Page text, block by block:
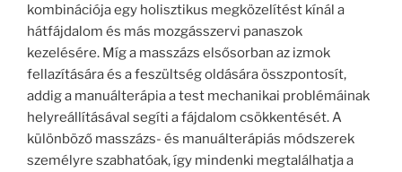
kombinációja egy holisztikus megközelítést kínál a
hátfájdalom és más mozgásszervi panaszok
kezelésére. Míg a masszázs elsősorban az izmok
fellazítására és a feszültség oldására összpontosít,
addig a manuálterápia a test mechanikai problémáinak
helyreállításával segíti a fájdalom csökkentését. A
különböző masszázs- és manuálterápiás módszerek
személyre szabhatóak, így mindenki megtalálhatja a